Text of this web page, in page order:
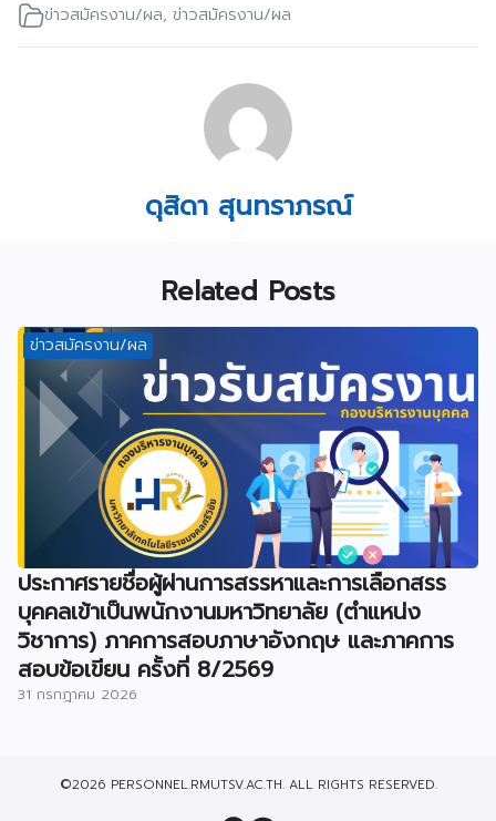
ข่าวสมัครงาน/ผล, ข่าวสมัครงาน/ผล
ดุสิดา สุนทราภรณ์
Related Posts
ข่าวสมัครงาน/ผล
ประกาศรายชื่อผู้ผ่านการสรรหาและการเลือกสรร
บุคคลเข้าเป็นพนักงานมหาวิทยาลัย (ตำแหน่ง
วิชาการ) ภาคการสอบภาษาอังกฤษ และภาคการ
สอบข้อเขียน ครั้งที่ 8/2569
31 กรกฎาคม 2026
©2026 PERSONNEL.RMUTSV.AC.TH. ALL RIGHTS RESERVED.